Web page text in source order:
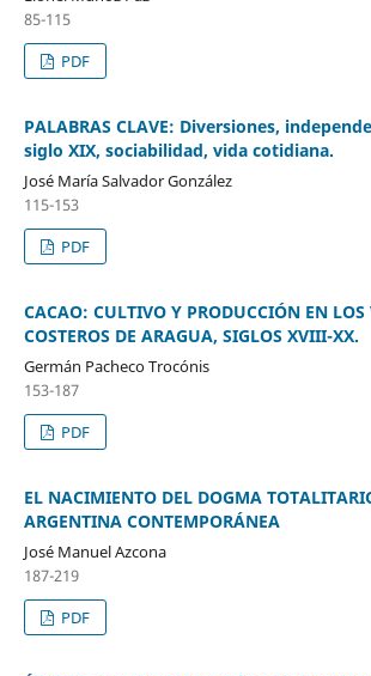
85-115
PDF
PALABRAS CLAVE: Diversiones,
siglo XIX, sociabilidad, vida cotidiana.
José María Salvador González
115-153
PDF
CACAO: CULTIVO Y PRODUCCIÓN EN LOS
COSTEROS DE ARAGUA, SIGLOS XVIII-XX.
Germán Pacheco Trocónis
153-187
PDF
EL NACIMIENTO DEL DOGMA
ARGENTINA CONTEMPORÁNEA
José Manuel Azcona
187-219
PDF